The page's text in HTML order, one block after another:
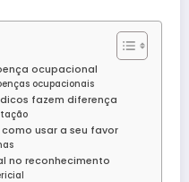
ocupacional
ocupacionais
fazem diferença
usar a seu favor
no reconhecimento